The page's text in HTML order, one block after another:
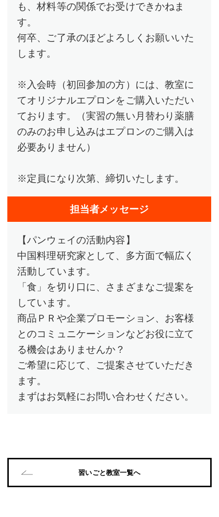
も、材料等の関係でお受けできかねま
す。
何卒、ご了承のほどよろしくお願いいた
します。
※入会時（初回参加の方）には、教室に
てオリジナルエプロンをご購入いただい
ております。（実習の無い月替わり薬膳
のみのお申し込みはエプロンのご購入は
必要ありません）
※定員になり次第、締切いたします。
担当者メッセージ
【パンウェイの活動内容】
中国料理研究家として、多方面で幅広く
活動しています。
「食」を切り口に、さまざまなご提案を
しています。
商品ＰＲや企業プロモーション、お客様
とのコミュニケーションなどお役に立て
る機会はありませんか？
ご希望に応じて、ご提案させていただき
ます。
まずはお気軽にお問い合わせください。
習いごと教室一覧へ